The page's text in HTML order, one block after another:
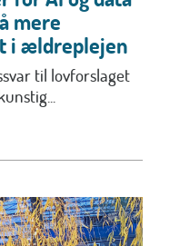
mere
i ældreplejen
til lovforslaget